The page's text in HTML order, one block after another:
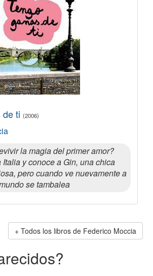
de ti (2006)
la magia del primer amor?
y conoce a Gin, una chica
pero cuando ve nuevamente a
se tambalea
Todos los libros de Federico Moccia